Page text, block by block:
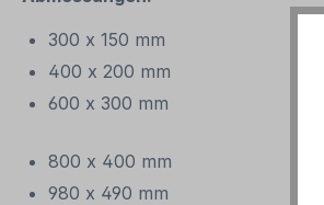
300 x 150 mm
400 x 200 mm
600 x 300 mm
800 x 400 mm
980 x 490 mm